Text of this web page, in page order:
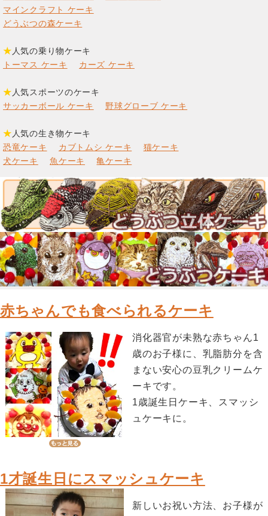
マインクラフト ケーキ
どうぶつの森ケーキ
★ 人気の乗り物ケーキ
トーマス ケーキ
カーズ ケーキ
★ 人気スポーツのケーキ
サッカーボール ケーキ
野球グローブ ケーキ
★ 人気の生き物ケーキ
恐竜ケーキ
カブトムシ ケーキ
猫ケーキ
犬ケーキ
魚ケーキ 亀ケーキ
赤ちゃんでも食べられるケーキ
消化器官が未熟な赤ちゃん1
歳のお子様に、乳脂肪分を含
まない安心の豆乳クリームケ
ーキです。
1歳誕生日ケーキ、スマッシ
ュケーキに。
1才誕生日にスマッシュケーキ
新しいお祝い方法、お子様が